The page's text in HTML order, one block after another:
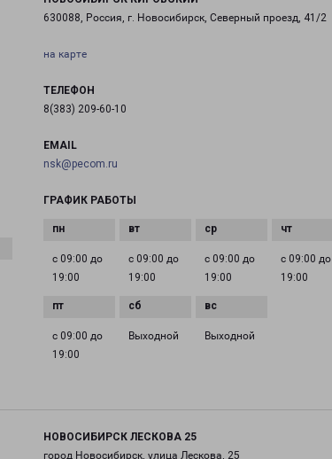
630088, Россия, г. Новосибирск, Северный проезд, 41/2
на карте
ТЕЛЕФОН
8(383) 209-60-10
EMAIL
nsk@pecom.ru
ГРАФИК РАБОТЫ
с 09:00 до
19:00
с 09:00 до
19:00
с 09:00 до
19:00
с 09:00 до
19:00
с 09:00 до
19:00
Выходной Выходной
НОВОСИБИРСК ЛЕСКОВА 25
город Новосибирск, улица Лескова, 25